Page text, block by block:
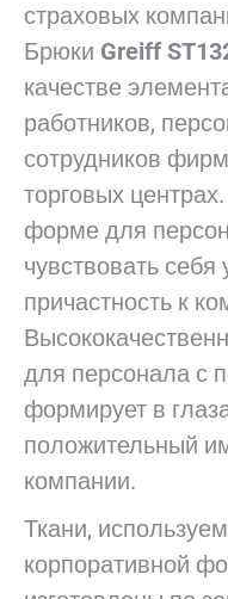
страховых
Брюки Greiff
качестве
работников,
сотрудников
торговых
форме для
чувствовать
причастность к
для персонала с
формирует в
положительный
компании.
Ткани,
корпоративной